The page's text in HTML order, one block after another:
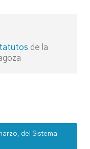
de la
del Sistema